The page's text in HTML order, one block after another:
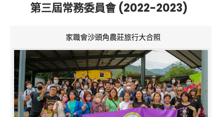
第三屆常務委員會 (2022-2023)
家職會沙頭角農莊旅行大合照